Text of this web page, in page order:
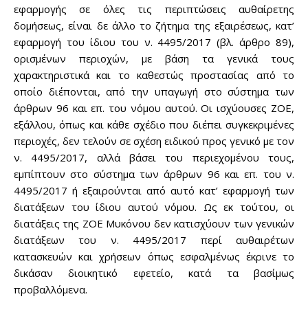
εφαρμογής σε όλες τις περιπτώσεις αυθαίρετης
δομήσεως, είναι δε άλλο το ζήτημα της εξαιρέσεως, κατ’
εφαρμογή του ίδιου του ν. 4495/2017 (βλ. άρθρο 89),
ορισμένων περιοχών, με βάση τα γενικά τους
χαρακτηριστικά και το καθεστώς προστασίας από το
οποίο διέπονται, από την υπαγωγή στο σύστημα των
άρθρων 96 και επ. του νόμου αυτού. Οι ισχύουσες ΖΟΕ,
εξάλλου, όπως και κάθε σχέδιο που διέπει συγκεκριμένες
περιοχές, δεν τελούν σε σχέση ειδικού προς γενικό με τον
ν. 4495/2017, αλλά βάσει του περιεχομένου τους,
εμπίπτουν στο σύστημα των άρθρων 96 και επ. του ν.
4495/2017 ή εξαιρούνται από αυτό κατ’ εφαρμογή των
διατάξεων του ίδιου αυτού νόμου. Ως εκ τούτου, οι
διατάξεις της ΖΟΕ Μυκόνου δεν κατισχύουν των γενικών
διατάξεων του ν. 4495/2017 περί αυθαιρέτων
κατασκευών και χρήσεων όπως εσφαλμένως έκρινε το
δικάσαν διοικητικό εφετείο, κατά τα βασίμως
προβαλλόμενα.